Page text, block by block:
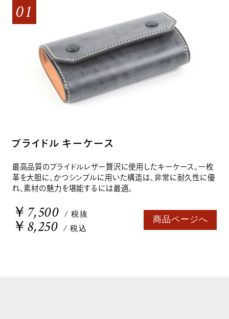
01
ブライドル キーケース
最高品質のブライドルレザー贅沢に使用したキーケース。一枚
革を大胆に、かつシンプルに用いた構造は、非常に耐久性に優
れ、素材の魅力を堪能するには最適。
￥7,500 / 税抜
￥8,250 / 税込
商品ページへ